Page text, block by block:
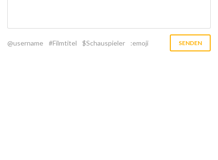
@username #Filmtitel $Schauspieler :emoji